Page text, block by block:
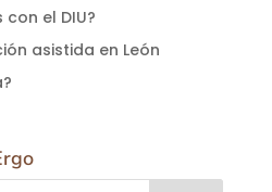
el DIU?
asistida en León